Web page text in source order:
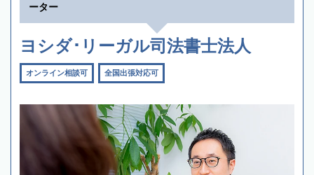
ーター
ヨシダ･リーガル司法書士法人
オンライン相談可 全国出張対応可